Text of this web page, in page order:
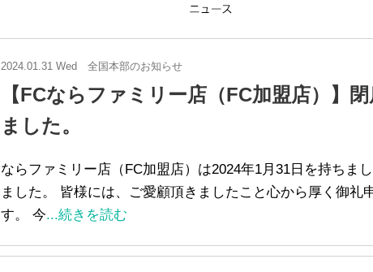
2024.01.31 Wed 全国本部のお知らせ
【FCならファミリー店（FC加盟店）】
ました。
ならファミリー店（FC加盟店）は2024年1月31日を持ちま
ました。 皆様には、ご愛顧頂きましたこと心から厚く御礼
す。 今...続きを読む